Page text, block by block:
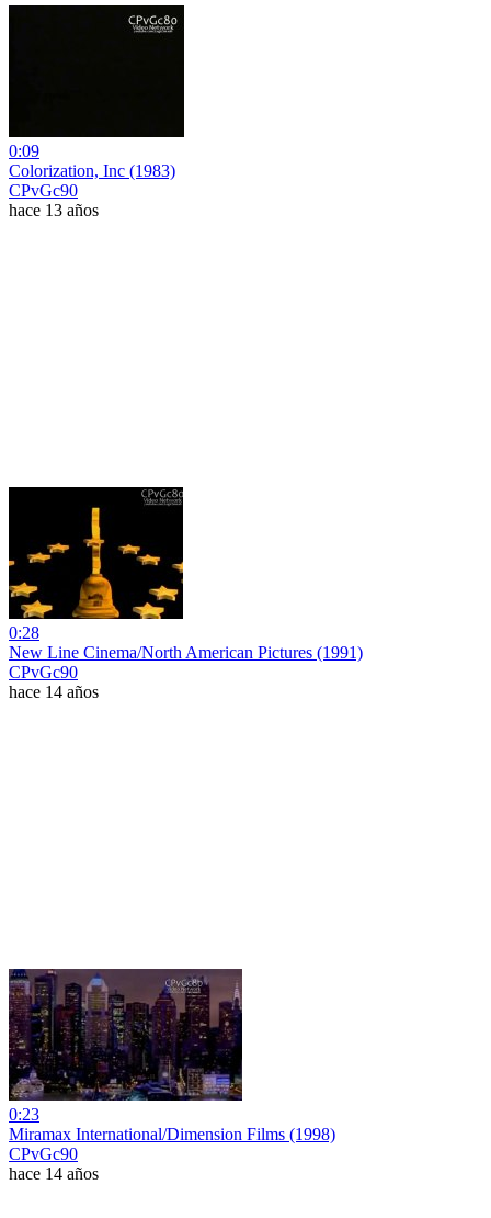
0:09
Colorization, Inc (1983)
CPvGc90
hace 13 años
0:28
New Line Cinema/North American Pictures (1991)
CPvGc90
hace 14 años
0:23
Miramax International/Dimension Films (1998)
CPvGc90
hace 14 años